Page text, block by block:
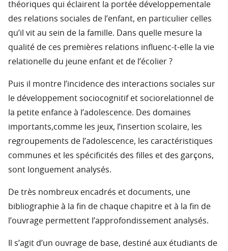
théoriques qui éclairent la portée développementale
des relations sociales de l’enfant, en particulier celles
qu’il vit au sein de la famille. Dans quelle mesure la
qualité de ces premières relations influenc-t-elle la vie
relationelle du jeune enfant et de l’écolier ?
Puis il montre l’incidence des interactions sociales sur
le développement sociocognitif et sociorelationnel de
la petite enfance à l’adolescence. Des domaines
importants,comme les jeux, l’insertion scolaire, les
regroupements de l’adolescence, les caractéristiques
communes et les spécificités des filles et des garçons,
sont longuement analysés.
De très nombreux encadrés et documents, une
bibliographie à la fin de chaque chapitre et à la fin de
l’ouvrage permettent l’approfondissement analysés.
Il s’agit d’un ouvrage de base, destiné aux étudiants de